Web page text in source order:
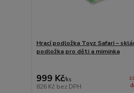
Hrací podložka Toyz Safari –
podložka pro děti a miminka
999 Kč/ks
826 Kč bez DPH